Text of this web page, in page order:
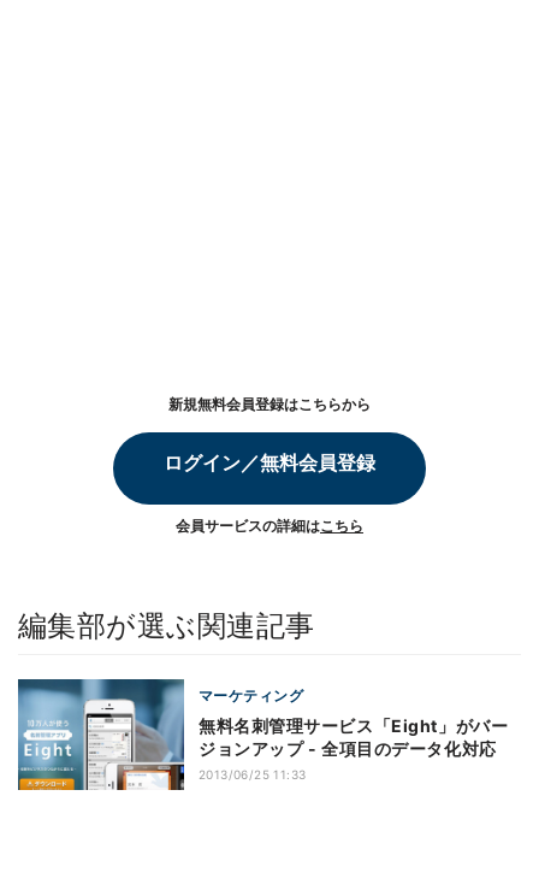
新規無料会員登録はこちらから
ログイン／無料会員登録
会員サービスの詳細はこちら
編集部が選ぶ関連記事
マーケティング
無料名刺管理サービス「Eight」がバー
ジョンアップ - 全項目のデータ化対応
2013/06/25 11:33